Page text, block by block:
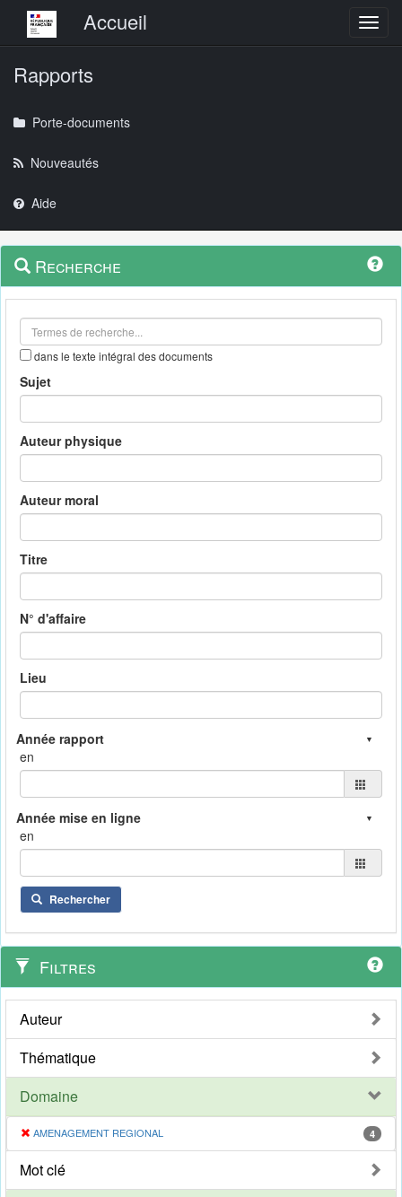
Menu principalAccueil
Rapports
Porte-documents
Nouveautés
Aide
Navigation
outils
Menu
contextuel
Recherche
dans le texte intégral des documents
Sujet
Auteur physique
Auteur moral
Titre
N° d'affaire
Lieu
en
en
Rechercher
Filtres
Auteur
Thématique
Domaine
AMENAGEMENT REGIONAL 4
Mot clé